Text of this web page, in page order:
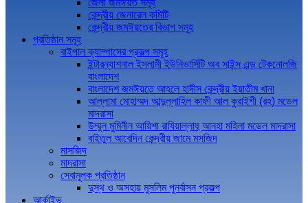
জেলা জমঈয়ত সমূহ
কেন্দ্রীয় জেনারেল কমিটি
কেন্দ্রীয় জমঈয়তের বিভাগ সমূহ
প্রতিষ্ঠান সমূহ
বাইপাল ক্যাম্পাসের প্রকল্প সমূহ
ইন্টারন্যাশনাল ইসলামী ইউনিভার্সিটি অব সাইন্স এন্ড টেকনোলজি
বাংলাদেশ
বাংলাদেশ জমঈয়তে আহলে হাদীস কেন্দ্রীয় ইয়াতীম খানা
আল্লামা মোহাম্মদ আব্দুল্লাহিল কাফী আল কুরাইশী (রহ) মডেল
মাদরাসা
উম্মুল মুমিনীন আয়িশা রাযিয়াল্লাহু আনহা মহিলা মডেল মাদরাসা
বাইতুল আবেদিন কেন্দ্রীয় জামে মসজিদ
মাসজিদ
মাদরাসা
সেবামূলক প্রতিষ্ঠান
দুস্থ ও অসহায় মুসলিম পুনর্বাসন প্রকল্প
আর্কাইভ